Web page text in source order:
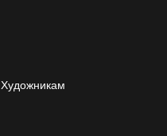
Художникам